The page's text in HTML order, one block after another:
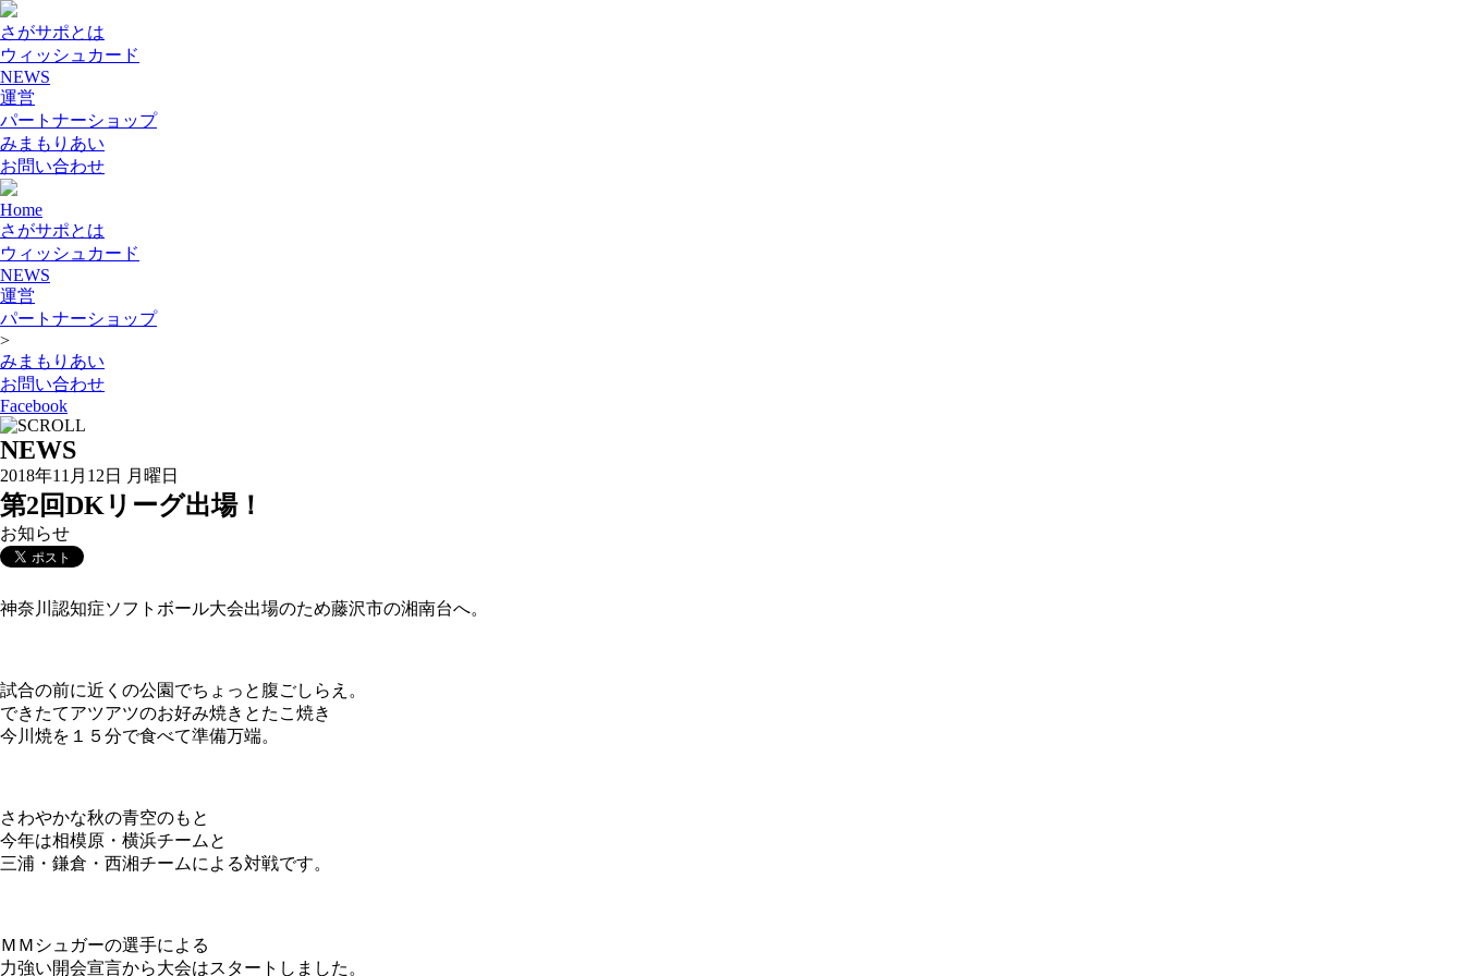
さがサポとは
ウィッシュカード
NEWS
運営
パートナーショップ
みまもりあい
お問い合わせ
Home
さがサポとは
ウィッシュカード
NEWS
運営
パートナーショップ
>
みまもりあい
お問い合わせ
Facebook
NEWS
2018年11月12日 月曜日
第2回DKリーグ出場！
お知らせ
神奈川認知症ソフトボール大会出場のため藤沢市の湘南台へ。
試合の前に近くの公園でちょっと腹ごしらえ。
できたてアツアツのお好み焼きとたこ焼き
今川焼を１５分で食べて準備万端。
さわやかな秋の青空のもと
今年は相模原・横浜チームと
三浦・鎌倉・西湘チームによる対戦です。
ＭＭシュガーの選手による
力強い開会宣言から大会はスタートしました。